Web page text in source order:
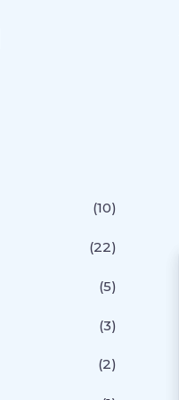
(10)
(22)
(5)
(3)
(2)